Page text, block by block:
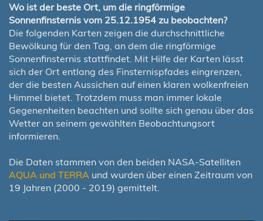
Wo ist der beste Ort, um die ringförmige
Sonnenfinsternis vom 25.12.1954 zu beobachten?
Die folgenden Karten zeigen die durchschnittliche
Bewölkung für den Tag, an dem die ringförmige
Sonnenfinsternis stattfindet. Mit Hilfe der Karten lässt
sich der Ort entlang des Finsternispfades eingrenzen,
der die besten Aussichen auf einen klaren wolkenfreien
Himmel bietet. Trotzdem muss man immer lokale
Gegenenheiten beachten und sollte sich genau über das
Wetter an seinem gewählten Beobachtungsort
informieren.
Die Daten stammen von den beiden NASA-Satelliten
AQUA und TERRA und wurden über einen Zeitraum von
19 Jahren (2000 - 2019) gemittelt.